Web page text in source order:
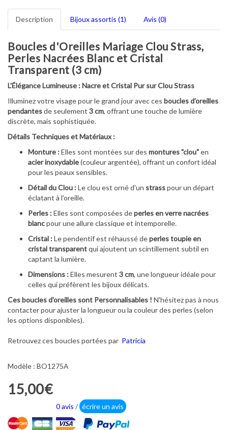
Description Bijoux assortis (1) Avis (0)
Boucles d'Oreilles Mariage Clou Strass,
Perles Nacrées Blanc et Cristal
Transparent (3 cm)
L'Élégance Lumineuse : Nacre et Cristal Pur sur Clou Strass
Illuminez votre visage pour le grand jour avec ces boucles d’oreilles
pendantesde seulement 3 cm, offrant une touche de lumière
discrète, mais sophistiquée.
Détails Techniques et Matériaux :
Monture :Elles sont montées sur des montures "clou"en
acier inoxydable(couleur argentée), offrant un confort idéal
pour les peaux sensibles.
Détail du Clou :Le clou est orné d'un strasspour un départ
éclatant à l'oreille.
Perles :Elles sont composées deperles en verre nacrées
blancpour une allure classique et intemporelle.
Cristal :Le pendentif est réhaussé deperles toupie en
cristal transparentqui ajoutent un scintillement subtil en
captant la lumière.
Dimensions :Elles mesurent 3 cm, une longueur idéale pour
celles qui préfèrent les bijoux délicats.
Ces boucles d'oreilles sont Personnalisables ! N'hésitez pas à nous
contacter pour ajuster la longueur ou la couleur des perles (selon
les options disponibles).
Retrouvez ces boucles portées par Patricia
Modèle : BO1275A
15,00€
0 avis / écrire un avis